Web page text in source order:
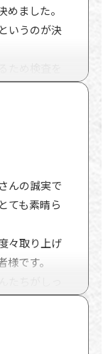
ました。
いうのが決
ため検査を
くことにな
。
ニー、雨漏
価は問題
をしている
のところ
一般人では
た。何と
言われま
いました。
気に入って
んの誠実で
ても素晴ら
々取り上げ
です。
たちがしっ
と思いま
で誠実な良